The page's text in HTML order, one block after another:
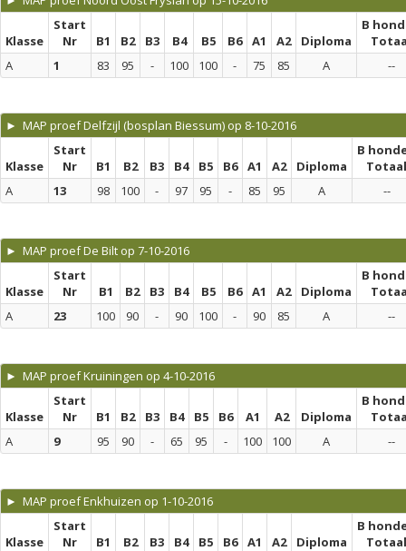
Klasse
Start
Nr
B1 B2 B3 B4 B5 B6 A1 A2 Diploma
B
A
1 83 95 - 100 100 - 75 85 A --
► MAP proef Delfzijl (bosplan Biessum) op 8-10-2016
Klasse
Start
Nr
B1 B2 B3 B4 B5 B6 A1 A2 Diploma
B
Totaal
A
13 98 100 - 97 95 - 85 95 A --
► MAP proef De Bilt op 7-10-2016
Klasse
Start
Nr
B1 B2 B3 B4 B5 B6 A1 A2 Diploma
B
A
23 100 90 - 90 100 - 90 85 A --
► MAP proef Kruiningen op 4-10-2016
Klasse
Start
Nr
B1 B2 B3 B4 B5 B6 A1 A2 Diploma
B
A
9 95 90 - 65 95 - 100 100 A --
► MAP proef Enkhuizen op 1-10-2016
Klasse
Start
Nr
B1 B2 B3 B4 B5 B6 A1 A2 Diploma
B
Totaal